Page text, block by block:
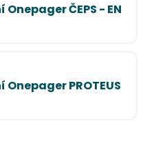
ČEPS - EN
PROTEUS